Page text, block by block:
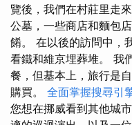
覽後，我們在村莊里走
公墓，一些商店和麵包
餚。 在以後的訪問中，
看鐵和維京埋葬堆。 我
餐，但基本上，旅行是
購買。 全面掌握搜尋引
您想在挪威看到其他城